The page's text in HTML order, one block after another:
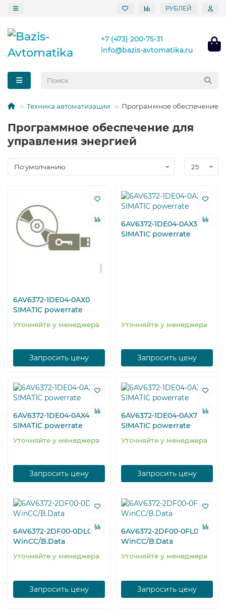
РУБЛЕЙ
+7 (473) 200-75-31
info@bazis-avtomatika.ru
Техника автоматизации Программное обеспечение
Программное обеспечение для
управления энергией
6AV6372-1DE04-0AX0
SIMATIC powerrate
Уточняйте у менеджера
Запросить цену
6AV6372-1DE04-0AX3
SIMATIC powerrate
Уточняйте у менеджера
Запросить цену
6AV6372-1DE04-0AX4
SIMATIC powerrate
Уточняйте у менеджера
Запросить цену
6AV6372-1DE04-0AX7
SIMATIC powerrate
Уточняйте у менеджера
Запросить цену
6AV6372-2DF00-0DL0
WinCC/B.Data
Уточняйте у менеджера
Запросить цену
6AV6372-2DF00-0FL0
WinCC/B.Data
Уточняйте у менеджера
Запросить цену